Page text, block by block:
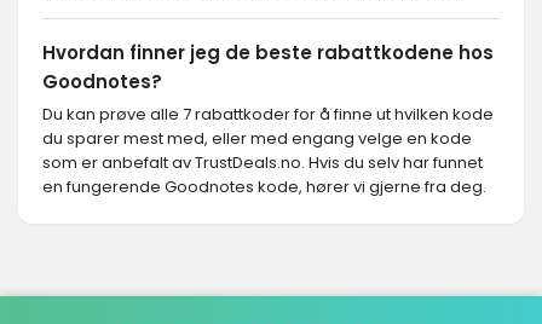
Hvordan finner jeg de beste rabattkodene hos
Goodnotes?
Du kan prøve alle 7 rabattkoder for å finne ut hvilken kode
du sparer mest med, eller med engang velge en kode
som er anbefalt av TrustDeals.no. Hvis du selv har funnet
en fungerende Goodnotes kode, hører vi gjerne fra deg.